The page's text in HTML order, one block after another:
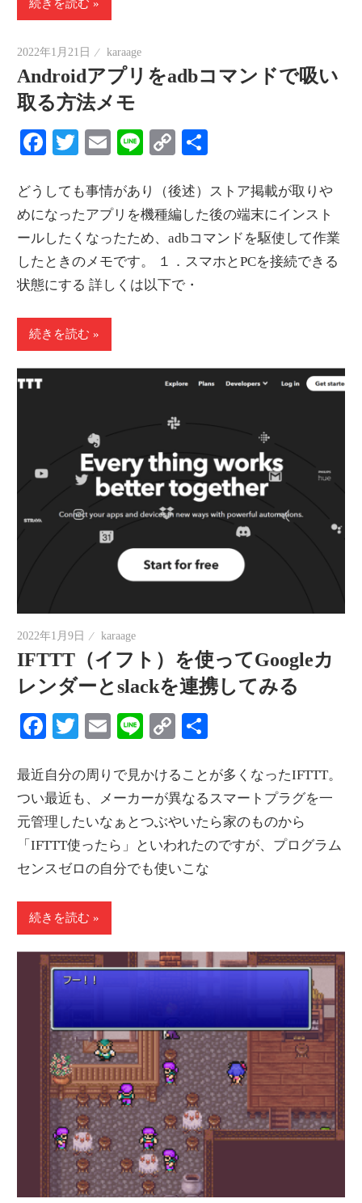
続きを読む
2022年1月21日 karaage
Androidアプリをadbコマンドで吸い
取る方法メモ
Facebook
Twitter
EmailLineCopy
どうしても事情があり（後述）ストア掲載が取りや
めになったアプリを機種編した後の端末にインスト
ールしたくなったため、adbコマンドを駆使して作業
したときのメモです。 １．スマホとPCを接続できる
状態にする 詳しくは以下で・
続きを読む
2022年1月9日 karaage
IFTTT（イフト）を使ってGoogleカ
レンダーとslackを連携してみる
Facebook
Twitter
EmailLineCopy
最近自分の周りで見かけることが多くなったIFTTT。
つい最近も、メーカーが異なるスマートプラグを一
元管理したいなぁとつぶやいたら家のものから
「IFTTT使ったら」といわれたのですが、プログラム
センスゼロの自分でも使いこな
続きを読む